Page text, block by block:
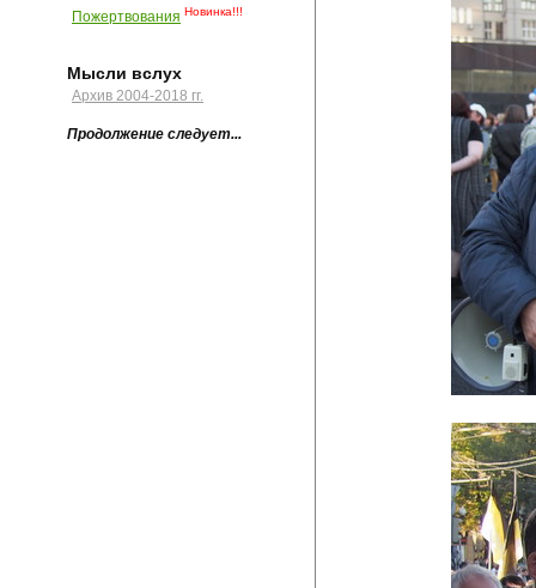
Пожертвования Новинка!!!
Мысли вслух
Архив 2004-2018 гг.
Продолжение следует...